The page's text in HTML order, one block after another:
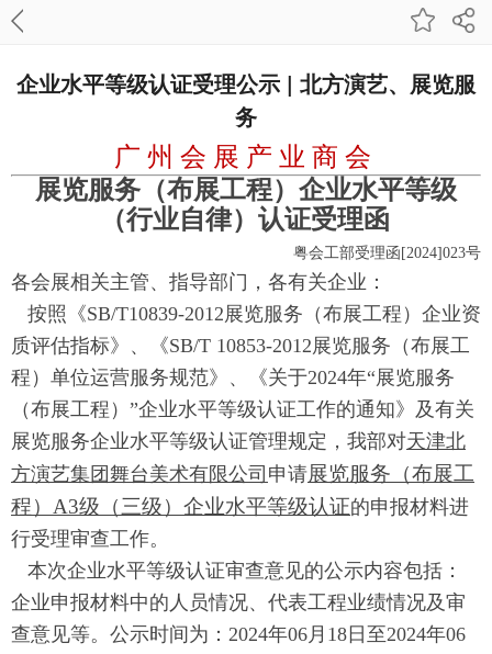
企业水平等级认证受理公示 | 北方演艺、展览服
务
广 州 会 展 产 业 商 会
展览服务（布展工程）企业水平等级
（行业自律）认证受理函
粤会工部受理函[2024]023号
各会展相关主管、指导部门，各有关企业：
按照《SB/T10839-2012展览服务（布展工程）企业资
质评估指标》、《SB/T 10853-2012展览服务（布展工
程）单位运营服务规范》、《关于2024年“展览服务
（布展工程）”企业水平等级认证工作的通知》及有关
展览服务企业水平等级认证管理规定，我部对天津北
方演艺集团舞台美术有限公司 申请展览服务（布展工
程）A3级（三级）企业水平等级认证的申报材料进
行受理审查工作。
本次企业水平等级认证审查意见的公示内容包括：
企业申报材料中的人员情况、代表工程业绩情况及审
查意见等。公示时间为：2024年06月18日至2024年06